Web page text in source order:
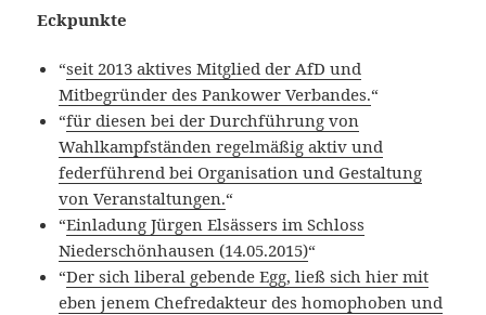
Eckpunkte
“seit 2013 aktives Mitglied der AfD und
Mitbegründer des Pankower Verbandes.“
“für diesen bei der Durchführung von
Wahlkampfständen regelmäßig aktiv und
federführend bei Organisation und Gestaltung
von Veranstaltungen.“
“Einladung Jürgen Elsässers im Schloss
Niederschönhausen (14.05.2015)“
“Der sich liberal gebende Egg, ließ sich hier mit
eben jenem Chefredakteur des homophoben und